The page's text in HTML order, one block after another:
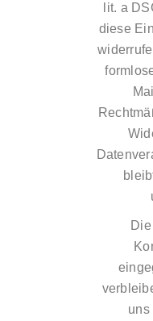
lit. a
diese
uns